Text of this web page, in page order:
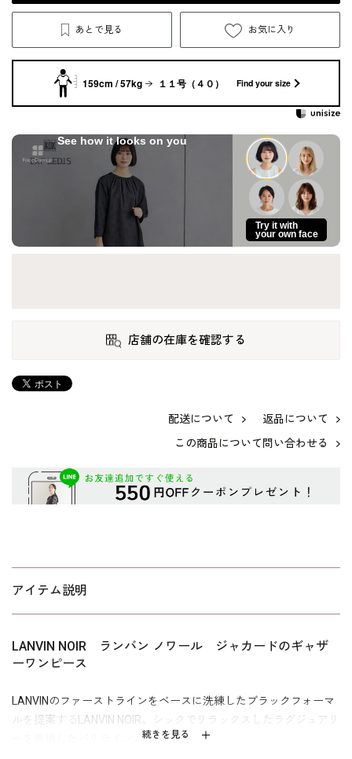
あとで見る お気に入り
159cm / 57kg １１号（４０） Find your size
See how it looks on you
Try it with
your own face
店舗の在庫を確認する
配送について
返品について
この商品について問い合わせる
アイテム説明
続きを見る
LANVIN NOIR ランバン ノワール ジャカードのギャザ
ーワンピース
LANVINのファーストラインをベースに洗練したブラックフォーマ
ルを提案するLANVIN NOIR。シックでリラックスしたラグジュアリ
ーを表現したパリライン。